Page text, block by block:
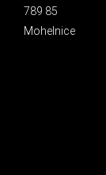
789 85
Mohelnice